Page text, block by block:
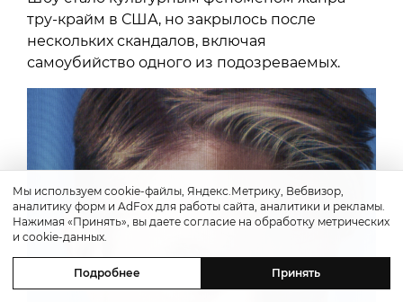
тру-крайм в США, но закрылось после
нескольких скандалов, включая
самоубийство одного из подозреваемых.
Мы используем cookie-файлы, Яндекс.Метрику, Вебвизор,
аналитику форм и AdFox для работы сайта, аналитики и рекламы.
Нажимая «Принять», вы даете согласие на обработку метрических
и cookie-данных.
Подробнее Принять